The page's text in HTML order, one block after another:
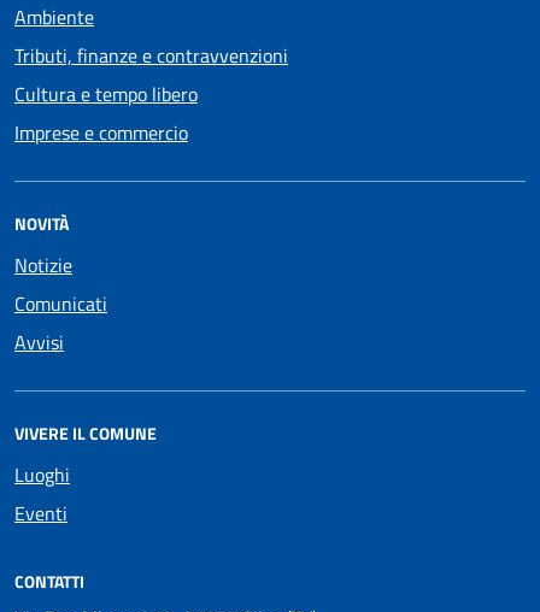
Ambiente
Tributi, finanze e contravvenzioni
Cultura e tempo libero
Imprese e commercio
NOVITÀ
Notizie
Comunicati
Avvisi
VIVERE IL COMUNE
Luoghi
Eventi
CONTATTI